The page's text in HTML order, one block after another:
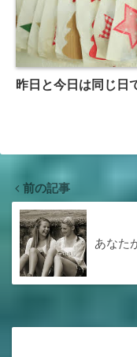
昨日と今日は同じ日
前の記事
あなた